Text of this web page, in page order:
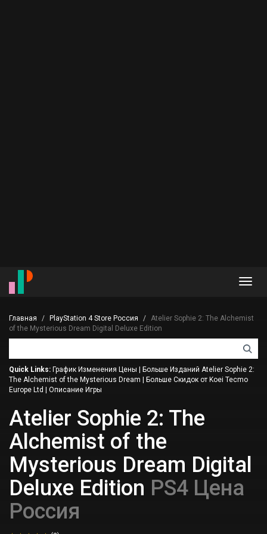
Главная PlayStation 4 Store Россия
Atelier Sophie 2: The Alchemist
of the Mysterious Dream Digital Deluxe Edition
Quick Links: График Изменения Цены
Больше Изданий Atelier Sophie 2:
The Alchemist of the Mysterious Dream
Больше Скидок от Koei Tecmo
Europe Ltd
Описание Игры
Atelier Sophie 2: The
Alchemist of the
Mysterious Dream Digital
Deluxe Edition PS4 Цена
Россия